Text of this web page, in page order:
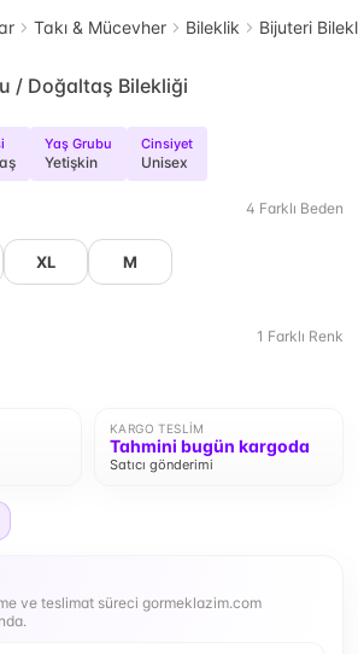
Takı & Mücevher Bileklik Bijuteri
/ Doğaltaş Bilekliği
Yaş Grubu
Yetişkin
Cinsiyet
Unisex
4 Farklı Beden
XL M
1 Farklı Renk
KARGO TESLIM
Tahmini bugün kargoda
Satıcı gönderimi
ve teslimat süreci gormeklazim.com